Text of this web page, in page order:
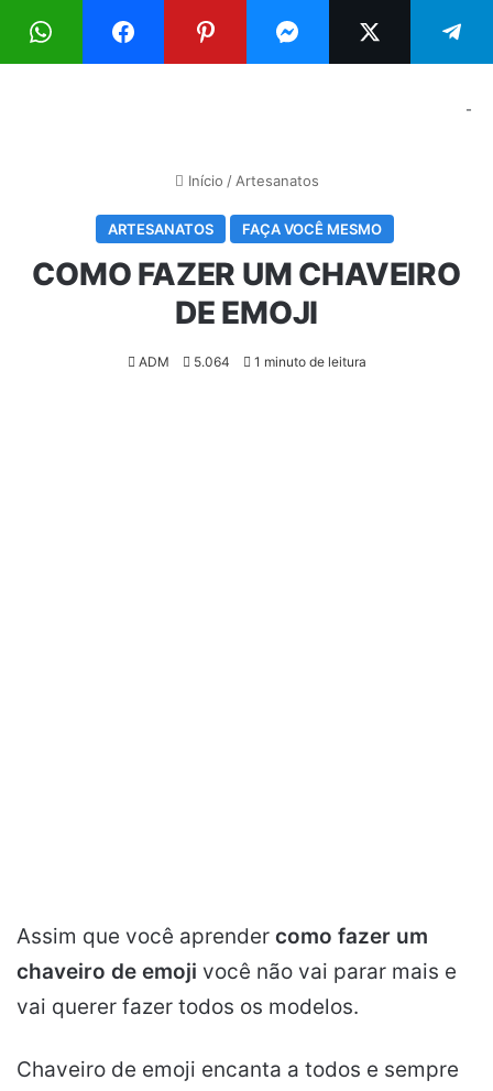
Menu
-
Início / Artesanatos
ARTESANATOS FAÇA VOCÊ MESMO
COMO FAZER UM CHAVEIRO
DE EMOJI
ADM 5.064 1 minuto de leitura
Assim que você aprender como fazer um
chaveiro de emoji você não vai parar mais e
vai querer fazer todos os modelos.
Chaveiro de emoji encanta a todos e sempre